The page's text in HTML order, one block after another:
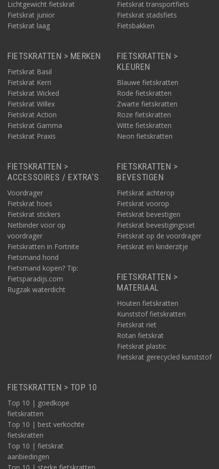
Lichtgewicht fietskrat
Fietskrat junior
Fietskrat laag
Fietskrat transportfiets
Fietskrat stadsfiets
Fietsbakken
FIETSKRATTEN > MERKEN
Fietskrat Basil
Fietskrat Kerri
Fietskrat Wicked
Fietskrat Willex
Fietskrat Action
Fietskrat Gamma
Fietskrat Praxis
FIETSKRATTEN >
KLEUREN
Blauwe fietskratten
Rode fietskratten
Zwarte fietskratten
Roze fietskratten
Witte fietskratten
Neon fietskratten
FIETSKRATTEN >
ACCESSOIRES / EXTRA'S
Voordrager
Fietskrat hoes
Fietskrat stickers
Netbinder voor op
voordrager
Fietskratten in Fortnite
Fietsmand hond
Fietsmand kopen? Tip:
Fietsparadijs.com
Rugzak waterdicht
FIETSKRATTEN >
BEVESTIGEN
Fietskrat achterop
Fietskrat voorop
Fietskrat bevestigen
Fietskrat bevestigingsset
Fietskrat op de voordrager
Fietskrat en kinderzitje
FIETSKRATTEN >
MATERIAAL
Houten fietskratten
Kunststof fietskratten
Fietskrat riet
Rotan fietskrat
Fietskrat plastic
Fietskrat gerecycled kunststof
FIETSKRATTEN > TOP 10
Top 10 | goedkope
fietskratten
Top 10 | best verkochte
fietskratten
Top 10 | fietskrat
aanbiedingen